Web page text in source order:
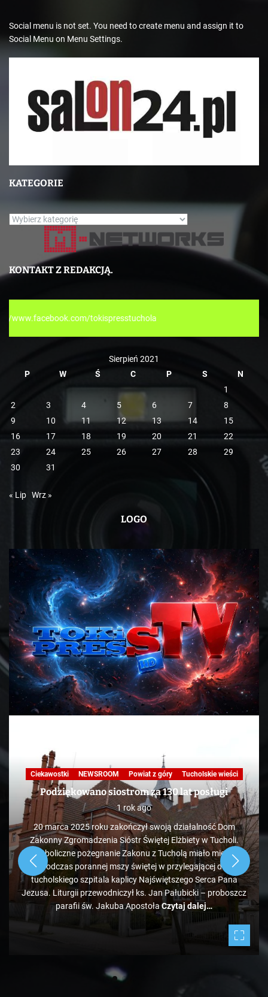
Social menu is not set. You need to create menu and assign it to
Social Menu on Menu Settings.
KATEGORIE
K
e
g
i
e
KONTAKT Z REDAKCJĄ.
Sierpień 2021
P
W Ś C P S
N
1
2
3 4 5 6 7
8
9
10 11 12 13 14
15
16
17 18 19 20 21
22
23
24 25 26 27 28
29
30
31
« Lip Wrz »
LOGO
Nasza praca NEWSROOM Powiat z góry
Skandale
Telewizja
Tucholskie wieści TV
KAWA Z TOKiS-em w 100 sekund. „Ekologiczne”
wysypisko śmieci pod Bladowem?
1 rok ago
Zdaje się, że pozycja tucholskiego wysypiska śmieci
administrowanego przez PK jest mocno zagrożona, bo tuż
obok ale od strony Chojnic, przed Bladowem, powstało
drugie, darmowe. Jeżeli zapełniać się będzie w takim tempie,
to może być ciekawie.